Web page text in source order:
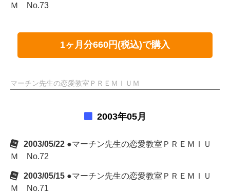
Ｍ No.73
1ヶ月分660円(税込)で購入
マーチン先生の恋愛教室ＰＲＥＭＩＵＭ
2003年05月
2003/05/22 ●マーチン先生の恋愛教室ＰＲＥＭＩＵ
Ｍ No.72
2003/05/15 ●マーチン先生の恋愛教室ＰＲＥＭＩＵ
Ｍ No.71